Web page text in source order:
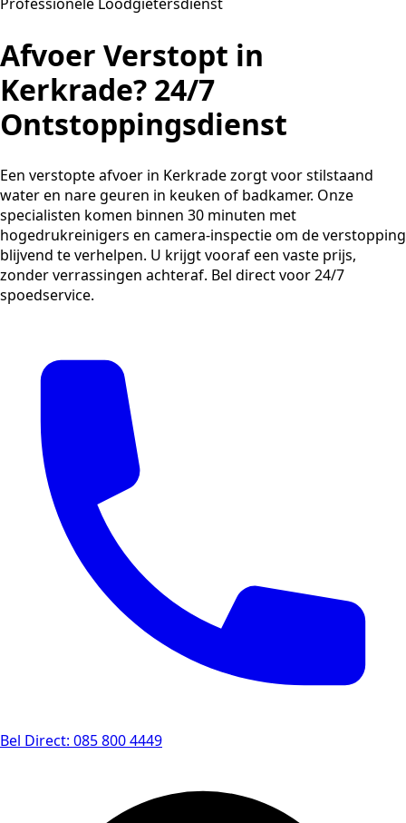
Afvoer Verstopt in
Kerkrade? 24/7
Ontstoppingsdienst
Een verstopte afvoer in Kerkrade zorgt voor stilstaand
water en nare geuren in keuken of badkamer. Onze
specialisten komen binnen 30 minuten met
hogedrukreinigers en camera-inspectie om de verstopping
blijvend te verhelpen. U krijgt vooraf een vaste prijs,
zonder verrassingen achteraf. Bel direct voor 24/7
spoedservice.
Bel Direct: 085 800 4449